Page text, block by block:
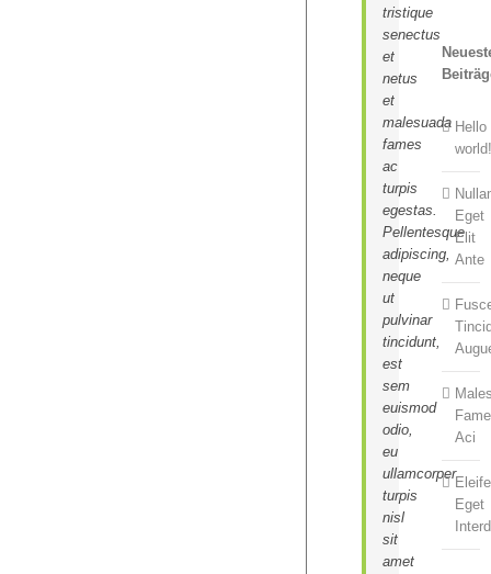
tristique
senectus
et
netus
et
malesuada
fames
ac
turpis
egestas.
Pellentesque
adipiscing,
neque
ut
pulvinar
tincidunt,
est
sem
euismod
odio,
eu
ullamcorper
turpis
nisl
sit
amet
Hello
Eget
Elit
Ante
Aci
Eget